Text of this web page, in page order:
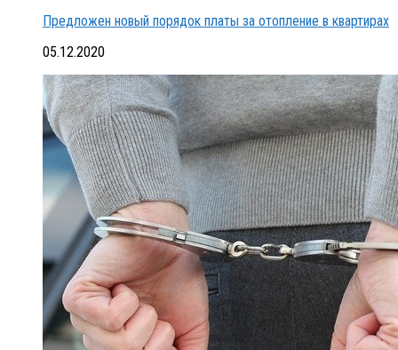
Предложен новый порядок платы за отопление в квартирах
05.12.2020